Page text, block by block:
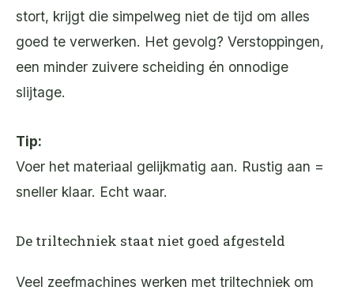
stort, krijgt die simpelweg niet de tijd om alles
goed te verwerken. Het gevolg? Verstoppingen,
een minder zuivere scheiding én onnodige
slijtage.
Tip:
Voer het materiaal gelijkmatig aan. Rustig aan =
sneller klaar. Echt waar.
De triltechniek staat niet goed afgesteld
Veel zeefmachines werken met triltechniek om